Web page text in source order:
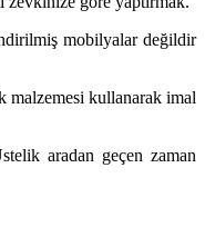
mobilyalar değildir
malzemesi kullanarak imal
aradan geçen zaman